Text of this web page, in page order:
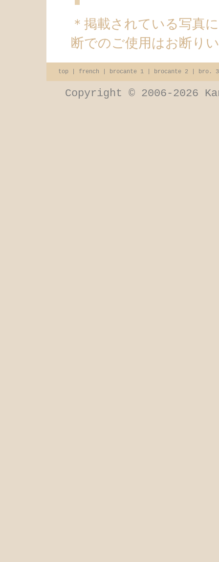
＊掲載されている写真
断でのご使用はお断り
top french brocante 1 brocante 2 bro. 3
Copyright © 2006-2026